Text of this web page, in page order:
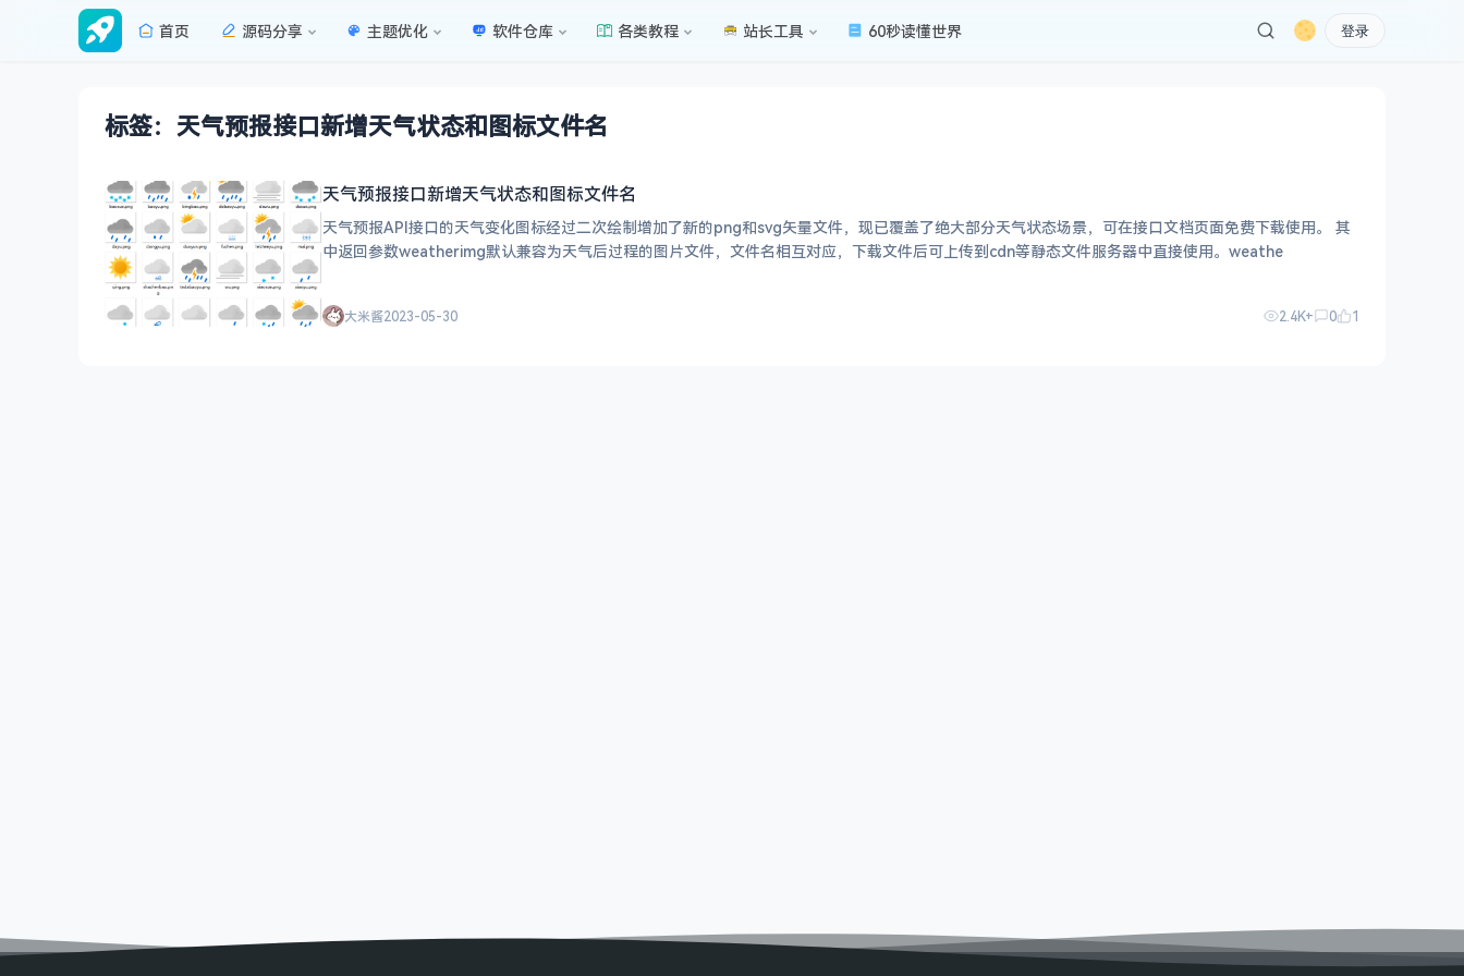
首页 源码分享 主题优化 软件仓库 各类教程 站长工具 60秒读懂世界 登录
标签：天气预报接口新增天气状态和图标文件名
天气预报接口新增天气状态和图标文件名
天气预报API接口的天气变化图标经过二次绘制增加了新的png和svg矢量文件，现已覆盖了绝大部分天气状态场景，可在接口文档页面免费下载使用。 其
中返回参数weatherimg默认兼容为天气后过程的图片文件，文件名相互对应，下载文件后可上传到cdn等静态文件服务器中直接使用。weathe
大米酱2023-05-30 2.4K+ 0 1